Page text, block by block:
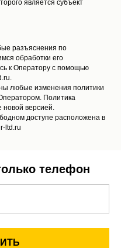
является субъект
разъяснения по
обработки его
к Оператору с помощью
любые изменения политики
Политика
новой версией.
доступе расположена в
ltd.ru
телефон